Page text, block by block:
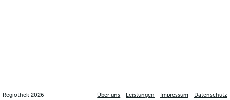
Regiothek2026 Über uns Leistungen Impressum Datenschutz